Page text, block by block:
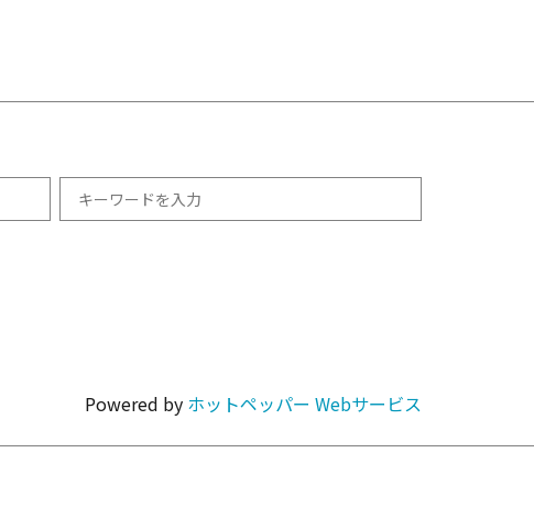
カラオケ・パーティ
Powered by ホットペッパー Webサービス